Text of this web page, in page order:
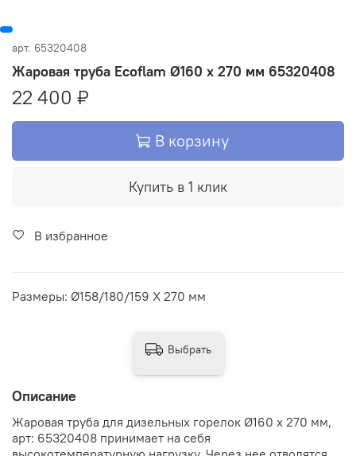
арт. 65320408
Жаровая труба Ecoflam Ø160 x 270 мм 65320408
22 400 ₽
В корзину
Купить в 1 клик
В избранное
Размеры: Ø158/180/159 X 270 мм
Описание
Жаровая труба для дизельных горелок Ø160 x 270 мм,
арт: 65320408 принимает на себя
Выбрать